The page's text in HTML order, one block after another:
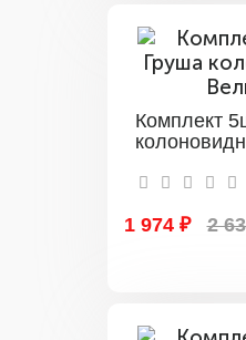
Комплект
1 974 ₽ 2